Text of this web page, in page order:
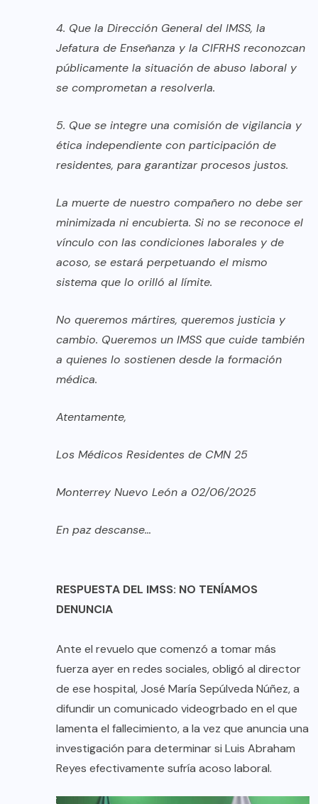
4. Que la Dirección General del IMSS, la
Jefatura de Enseñanza y la CIFRHS reconozcan
públicamente la situación de abuso laboral y
se comprometan a resolverla.
5. Que se integre una comisión de vigilancia y
ética independiente con participación de
residentes, para garantizar procesos justos.
La muerte de nuestro compañero no debe ser
minimizada ni encubierta. Si no se reconoce el
vínculo con las condiciones laborales y de
acoso, se estará perpetuando el mismo
sistema que lo orilló al límite.
No queremos mártires, queremos justicia y
cambio. Queremos un IMSS que cuide también
a quienes lo sostienen desde la formación
médica.
Atentamente,
Los Médicos Residentes de CMN 25
Monterrey Nuevo León a 02/06/2025
En paz descanse…
RESPUESTA DEL IMSS: NO TENÍAMOS
DENUNCIA
Ante el revuelo que comenzó a tomar más
fuerza ayer en redes sociales, obligó al director
de ese hospital, José María Sepúlveda Núñez, a
difundir un comunicado videogrbado en el que
lamenta el fallecimiento, a la vez que anuncia una
investigación para determinar si Luis Abraham
Reyes efectivamente sufría acoso laboral.